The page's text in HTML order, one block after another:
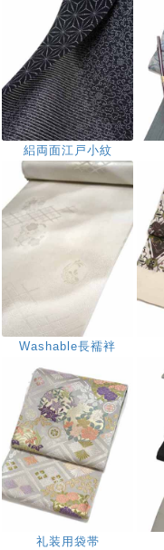
絽両面江戸小紋
Washable長襦袢
礼装用袋帯